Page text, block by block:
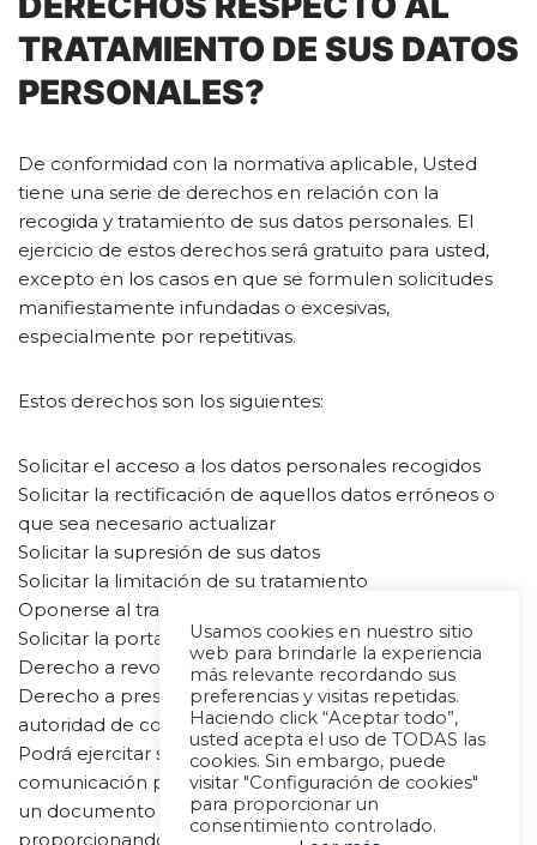
TRATAMIENTO DE SUS DATOS
PERSONALES?
De conformidad con la normativa aplicable, Usted
tiene una serie de derechos en relación con la
recogida y tratamiento de sus datos personales. El
ejercicio de estos derechos será gratuito para usted,
excepto en los casos en que se formulen solicitudes
manifiestamente infundadas o excesivas,
especialmente por repetitivas.
Estos derechos son los siguientes:
Solicitar el acceso a los datos personales recogidos
Solicitar la rectificación de aquellos datos erróneos o
que sea necesario actualizar
Solicitar la supresión de sus datos
Solicitar la limitación de su tratamiento
Oponerse al tratamiento
Solicitar la portabilidad de los datos
Derecho a revocar el consentimiento
Derecho a presentar una reclamación ante la
autoridad de control: http://www.agpd.es.
Podrá ejercitar sus derechos enviándonos una
comunicación por correo electrónico acompañando
un documento acreditativo de su identidad y
proporcionando los detalles necesarios para procesar
Usamos cookies en nuestro sitio
web para brindarle la experiencia
más relevante recordando sus
preferencias y visitas repetidas.
Haciendo click “Aceptar todo”,
usted acepta el uso de TODAS las
cookies. Sin embargo, puede
visitar "Configuración de cookies"
para proporcionar un
consentimiento controlado.